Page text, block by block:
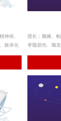
神病、
躯体化
独到见
擅长：脑瘫、
脊髓损伤、脑
缩等神经系统